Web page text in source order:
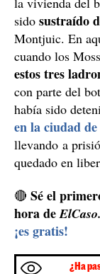
sido sustraído
Montjuic. En
cuando los
estos tres
con parte del
había sido
en la ciudad
llevando a
quedado en
🔴 Sé el
hora de
¡es gratis!
¿Ha